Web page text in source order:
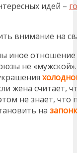
идей –
внимание на
иное
не
жена
не знает,
на